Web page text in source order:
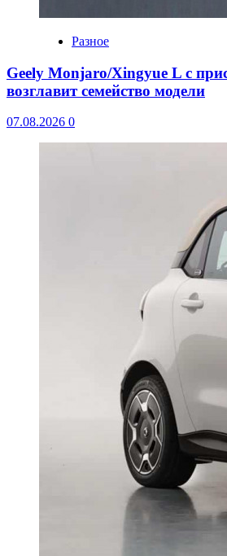
Разное
Geely Monjaro/Xingyue L с
возглавит семейство модели
07.08.2026 0